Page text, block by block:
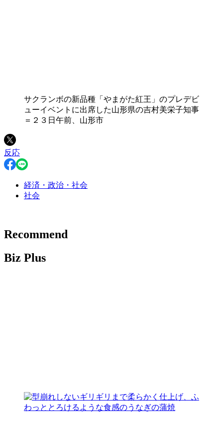
サクランボの新品種「やまがた紅王」のプレデビ
ューイベントに出席した山形県の吉村美栄子知事
＝２３日午前、山形市
反応
経済・政治・社会
社会
Recommend
Biz Plus